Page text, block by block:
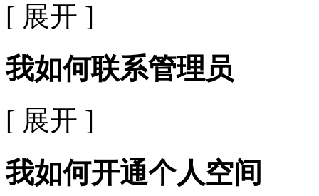
[ 展开 ]
我如何联系管理员
[ 展开 ]
我如何开通个人空间